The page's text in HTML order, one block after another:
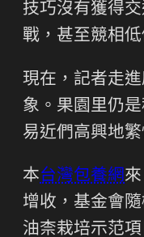
技巧沒有獲得
戰，甚至競相
現在，記者走
象。果園里仍
易近們高興地
本台灣包養網
增收，基金會
油柰栽培示范